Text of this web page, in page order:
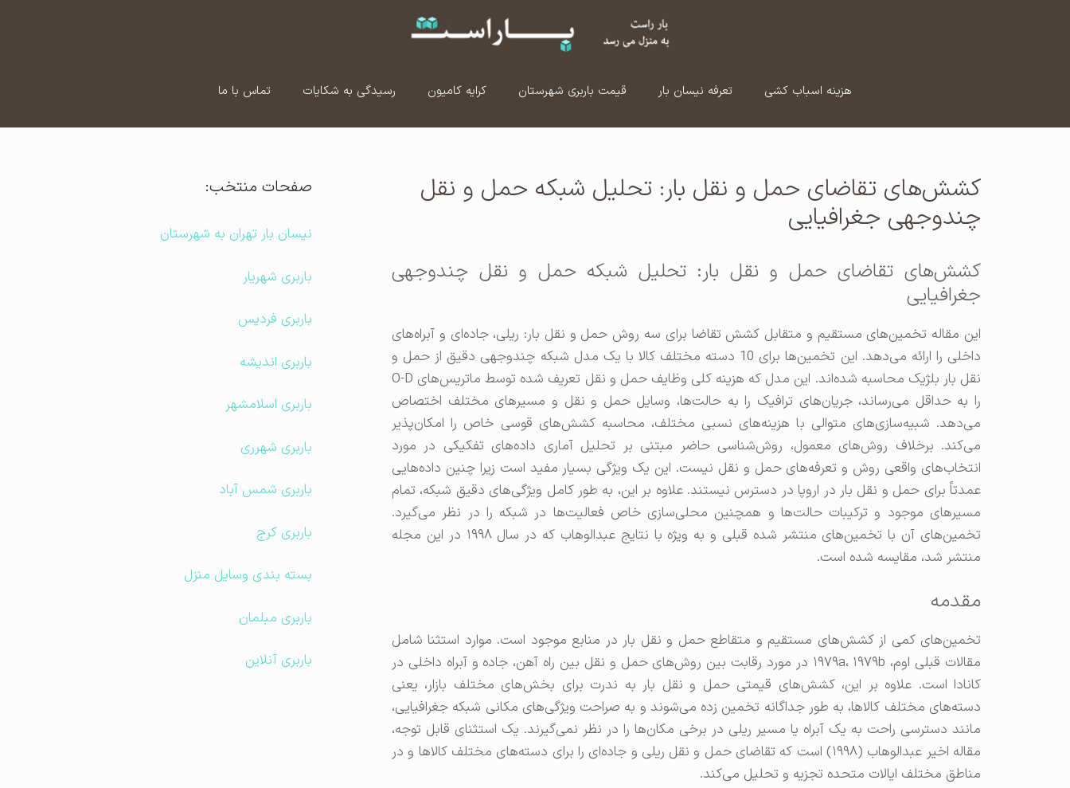
هزینه اسباب کشی تعرفه نیسان بار قیمت باربری شهرستان کرایه کامیون رسیدگی به شکایات تماس با ما
کشش‌های تقاضای حمل و نقل بار: تحلیل شبکه حمل و نقل
چندوجهی جغرافیایی
کشش‌های تقاضای حمل و نقل بار: تحلیل شبکه حمل و نقل چندوجهی
جغرافیایی
این مقاله تخمین‌های مستقیم و متقابل کشش تقاضا برای سه روش حمل و نقل بار: ریلی، جاده‌ای و آبراه‌های
داخلی را ارائه می‌دهد. این تخمین‌ها برای 10 دسته مختلف کالا با یک مدل شبکه چندوجهی دقیق از حمل و
نقل بار بلژیک محاسبه شده‌اند. این مدل که هزینه کلی وظایف حمل و نقل تعریف شده توسط ماتریس‌های O-D
را به حداقل می‌رساند، جریان‌های ترافیک را به حالت‌ها، وسایل حمل و نقل و مسیرهای مختلف اختصاص
می‌دهد. شبیه‌سازی‌های متوالی با هزینه‌های نسبی مختلف، محاسبه کشش‌های قوسی خاص را امکان‌پذیر
می‌کند. برخلاف روش‌های معمول، روش‌شناسی حاضر مبتنی بر تحلیل آماری داده‌های تفکیکی در مورد
انتخاب‌های واقعی روش و تعرفه‌های حمل و نقل نیست. این یک ویژگی بسیار مفید است زیرا چنین داده‌هایی
عمدتاً برای حمل و نقل بار در اروپا در دسترس نیستند. علاوه بر این، به طور کامل ویژگی‌های دقیق شبکه، تمام
مسیرهای موجود و ترکیبات حالت‌ها و همچنین محلی‌سازی خاص فعالیت‌ها در شبکه را در نظر می‌گیرد.
تخمین‌های آن با تخمین‌های منتشر شده قبلی و به ویژه با نتایج عبدالوهاب که در سال ۱۹۹۸ در این مجله
منتشر شد، مقایسه شده است.
مقدمه
تخمین‌های کمی از کشش‌های مستقیم و متقاطع حمل و نقل بار در منابع موجود است. موارد استثنا شامل
مقالات قبلی اوم، ۱۹۷۹a، ۱۹۷۹b در مورد رقابت بین روش‌های حمل و نقل بین راه آهن، جاده و آبراه داخلی در
کانادا است. علاوه بر این، کشش‌های قیمتی حمل و نقل بار به ندرت برای بخش‌های مختلف بازار، یعنی
دسته‌های مختلف کالاها، به طور جداگانه تخمین زده می‌شوند و به صراحت ویژگی‌های مکانی شبکه جغرافیایی،
مانند دسترسی راحت به یک آبراه یا مسیر ریلی در برخی مکان‌ها را در نظر نمی‌گیرند. یک استثنای قابل توجه،
مقاله اخیر عبدالوهاب (۱۹۹۸) است که تقاضای حمل و نقل ریلی و جاده‌ای را برای دسته‌های مختلف کالاها و در
مناطق مختلف ایالات متحده تجزیه و تحلیل می‌کند.
صفحات منتخب:
نیسان بار تهران به شهرستان
باربری شهریار
باربری فردیس
باربری اندیشه
باربری اسلامشهر
باربری شهرری
باربری شمس آباد
باربری کرج
بسته بندی وسایل منزل
باربری مبلمان
باربری آنلاین